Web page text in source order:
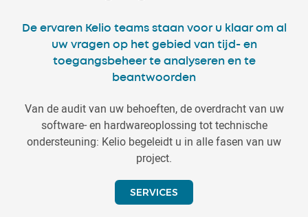
De ervaren Kelio teams staan voor u klaar om al
uw vragen op het gebied van tijd- en
toegangsbeheer te analyseren en te
beantwoorden
Van de audit van uw behoeften, de overdracht van uw
software- en hardwareoplossing tot technische
ondersteuning: Kelio begeleidt u in alle fasen van uw
project.
SERVICES